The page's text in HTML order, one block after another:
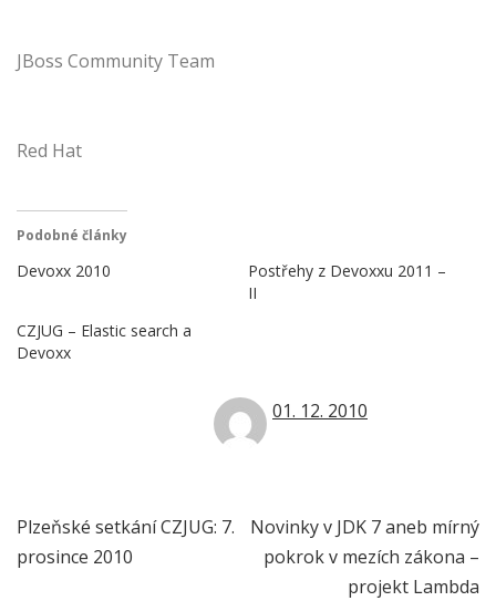
JBoss Community Team
Red Hat
Podobné články
Devoxx 2010
Postřehy z Devoxxu 2011 –
II
CZJUG – Elastic search a
Devoxx
01. 12. 2010
Navigace
pro
Plzeňské setkání CZJUG: 7.
prosince 2010
Novinky v JDK 7 aneb mírný
pokrok v mezích zákona –
projekt Lambda